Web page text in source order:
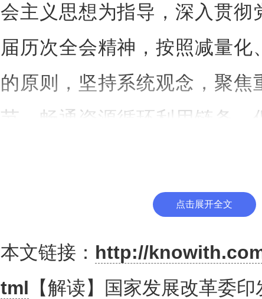
会主义思想为指导，深入贯彻
届历次全会精神，按照减量化
的原则，坚持系统观念，聚焦
节，畅通资源循环利用链条，
率，为保障国家资源安全、加
《规划》明确，到2030
点击展开全文
本文链接： http://
tml 【解读】国家发展改革委